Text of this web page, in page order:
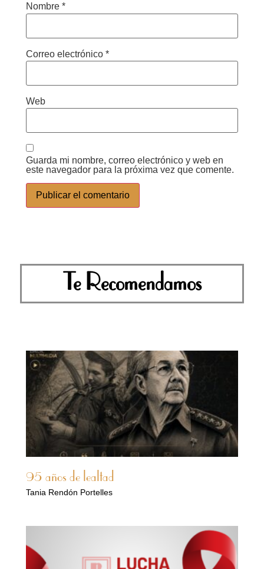
Nombre *
Correo electrónico *
Web
Guarda mi nombre, correo electrónico y web en
este navegador para la próxima vez que comente.
Te Recomendamos
95 años de lealtad
Tania Rendón Portelles